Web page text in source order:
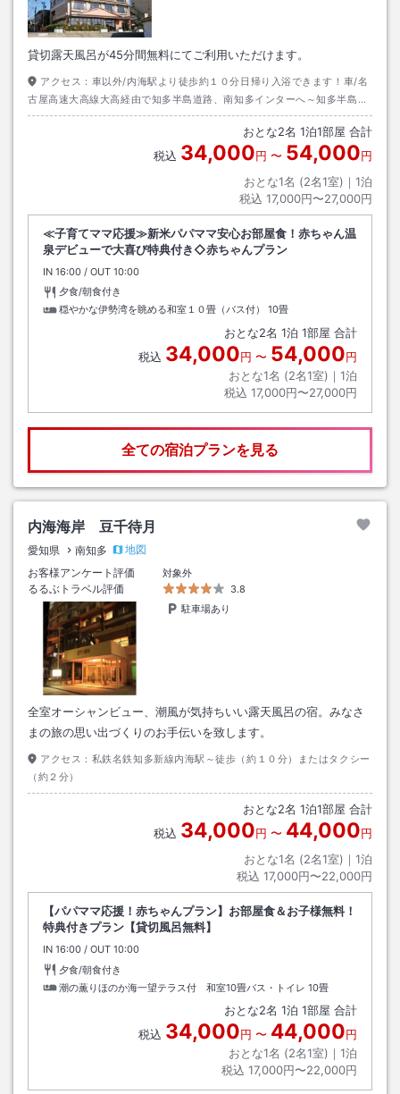
貸切露天風呂が45分間無料にてご利用いただけます。
アクセス： 車以外/内海駅より徒歩約１０分日帰り入浴できます！車/名
古屋高速大高線大高経由で知多半島道路、南知多インターへ～知多半島道
路南知多半島I.C～南海方面へ県道５７号線経由、南海西交差点左折つきあ
おとな2名 1泊1部屋 合計
税込 34,000円 〜 54,000円
おとな1名 (2名1室)｜ 1泊
税込 17,000円〜27,000円
≪子育てママ応援≫新米パパママ安心お部屋食！赤ちゃん温
泉デビューで大喜び特典付き◇赤ちゃんプラン
IN チェックイン
16:00 / OUT チェックアウト
10:00
夕食/朝食付き
穏やかな伊勢湾を眺める和室１０畳（バス付）
10畳
おとな2名 1泊 1部屋 合計
税込 34,000円 〜 54,000円
おとな1名 (2名1室)｜ 1泊
税込 17,000円〜27,000円
全ての宿泊プランを見る
内海海岸 豆千待月
愛知県 南知多
地図
お客様アンケート評価
対象外
るるぶトラベル評価
3.8
駐車場あり
全室オーシャンビュー、潮風が気持ちいい露天風呂の宿。みなさ
まの旅の思い出づくりのお手伝いを致します。
アクセス： 私鉄名鉄知多新線内海駅～徒歩（約１０分）またはタクシー
（約２分）
おとな2名 1泊1部屋 合計
税込 34,000円 〜 44,000円
おとな1名 (2名1室)｜ 1泊
税込 17,000円〜22,000円
【パパママ応援！赤ちゃんプラン】お部屋食＆お子様無料！
特典付きプラン【貸切風呂無料】
IN チェックイン
16:00 / OUT チェックアウト
10:00
夕食/朝食付き
潮の薫りほのか海一望テラス付 和室10畳バス・トイレ 10畳
おとな2名 1泊 1部屋 合計
税込 34,000円 〜 44,000円
おとな1名 (2名1室)｜ 1泊
税込 17,000円〜22,000円